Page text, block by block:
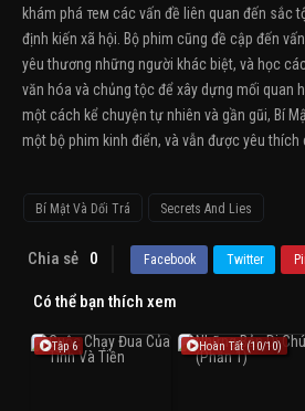
khám phá тем các vấn đề liên quan đến sắc
định kiến xã hội. Bộ phim cũng đề cập đến
yêu thương những người khác biệt, và học
văn hóa và chủng tộc để xây dựng mối quan
một cách kể chuyện tự nhiên và gần gũi, Bí
một bộ phim kinh điển, và vẫn được yêu thích
Bí Mật Và Dối Trá Secrets And Lies
Chia sẻ 0 Facebook Twitter
Có thể bạn thích xem
Tập 6 Hoàn Tất (10/10)